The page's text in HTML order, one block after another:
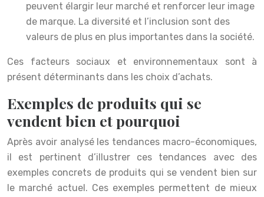
peuvent élargir leur marché et renforcer leur image
de marque. La diversité et l’inclusion sont des
valeurs de plus en plus importantes dans la société.
Ces facteurs sociaux et environnementaux sont à
présent déterminants dans les choix d’achats.
Exemples de produits qui se
vendent bien et pourquoi
Après avoir analysé les tendances macro-économiques,
il est pertinent d’illustrer ces tendances avec des
exemples concrets de produits qui se vendent bien sur
le marché actuel. Ces exemples permettent de mieux